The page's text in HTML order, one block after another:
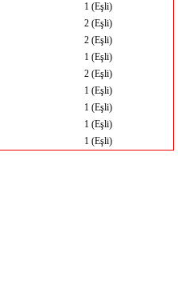
1 (Eşli)
2 (Eşli)
2 (Eşli)
1 (Eşli)
2 (Eşli)
1 (Eşli)
1 (Eşli)
1 (Eşli)
1 (Eşli)